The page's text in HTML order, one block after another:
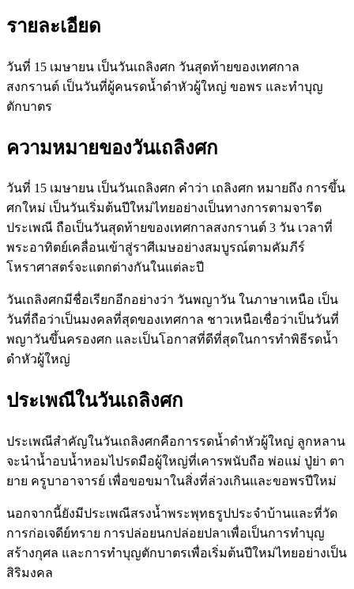
รายละเอียด
วันที่ 15 เมษายน เป็นวันเถลิงศก วันสุดท้ายของเทศกาล
สงกรานต์ เป็นวันที่ผู้คนรดน้ำดำหัวผู้ใหญ่ ขอพร และทำบุญ
ตักบาตร
ความหมายของวันเถลิงศก
วันที่ 15 เมษายน เป็นวันเถลิงศก คำว่า เถลิงศก หมายถึง การขึ้น
ศกใหม่ เป็นวันเริ่มต้นปีใหม่ไทยอย่างเป็นทางการตามจารีต
ประเพณี ถือเป็นวันสุดท้ายของเทศกาลสงกรานต์ 3 วัน เวลาที่
พระอาทิตย์เคลื่อนเข้าสู่ราศีเมษอย่างสมบูรณ์ตามคัมภีร์
โหราศาสตร์จะแตกต่างกันในแต่ละปี
วันเถลิงศกมีชื่อเรียกอีกอย่างว่า วันพญาวัน ในภาษาเหนือ เป็น
วันที่ถือว่าเป็นมงคลที่สุดของเทศกาล ชาวเหนือเชื่อว่าเป็นวันที่
พญาวันขึ้นครองศก และเป็นโอกาสที่ดีที่สุดในการทำพิธีรดน้ำ
ดำหัวผู้ใหญ่
ประเพณีในวันเถลิงศก
ประเพณีสำคัญในวันเถลิงศกคือการรดน้ำดำหัวผู้ใหญ่ ลูกหลาน
จะนำน้ำอบน้ำหอมไปรดมือผู้ใหญ่ที่เคารพนับถือ พ่อแม่ ปู่ย่า ตา
ยาย ครูบาอาจารย์ เพื่อขอขมาในสิ่งที่ล่วงเกินและขอพรปีใหม่
นอกจากนี้ยังมีประเพณีสรงน้ำพระพุทธรูปประจำบ้านและที่วัด
การก่อเจดีย์ทราย การปล่อยนกปล่อยปลาเพื่อเป็นการทำบุญ
สร้างกุศล และการทำบุญตักบาตรเพื่อเริ่มต้นปีใหม่ไทยอย่างเป็น
สิริมงคล